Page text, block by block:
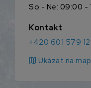
So - Ne: 09:00 -
Kontakt
+420 601 579
map Ukázat na